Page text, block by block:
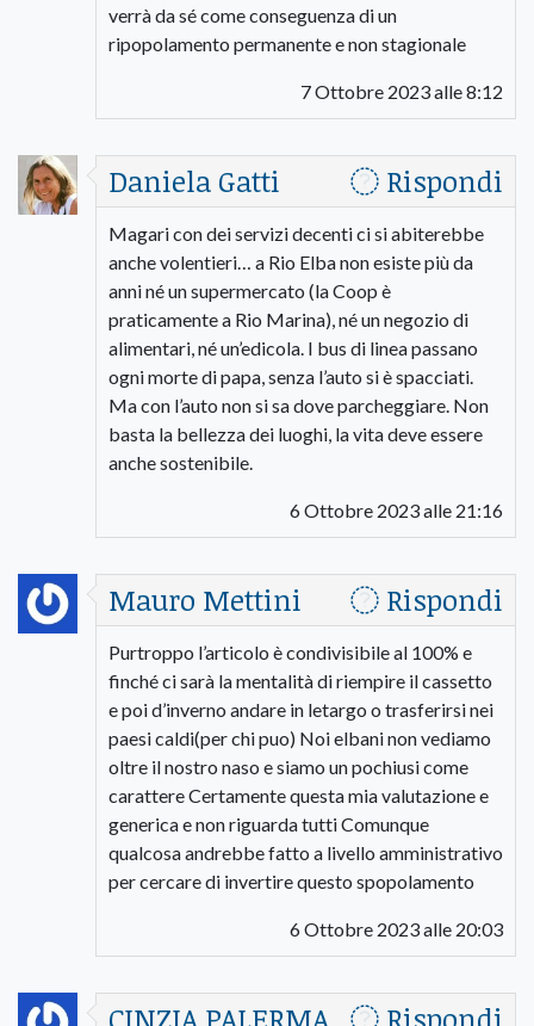
verrà da sé come conseguenza di un
ripopolamento permanente e non stagionale
7 Ottobre 2023 alle 8:12
Daniela Gatti Rispondi
Magari con dei servizi decenti ci si abiterebbe
anche volentieri… a Rio Elba non esiste più da
anni né un supermercato (la Coop è
praticamente a Rio Marina), né un negozio di
alimentari, né un’edicola. I bus di linea passano
ogni morte di papa, senza l’auto si è spacciati.
Ma con l’auto non si sa dove parcheggiare. Non
basta la bellezza dei luoghi, la vita deve essere
anche sostenibile.
6 Ottobre 2023 alle 21:16
Mauro Mettini Rispondi
Purtroppo l’articolo è condivisibile al 100% e
finché ci sarà la mentalità di riempire il cassetto
e poi d’inverno andare in letargo o trasferirsi nei
paesi caldi(per chi puo) Noi elbani non vediamo
oltre il nostro naso e siamo un pochiusi come
carattere Certamente questa mia valutazione e
generica e non riguarda tutti Comunque
qualcosa andrebbe fatto a livello amministrativo
per cercare di invertire questo spopolamento
6 Ottobre 2023 alle 20:03